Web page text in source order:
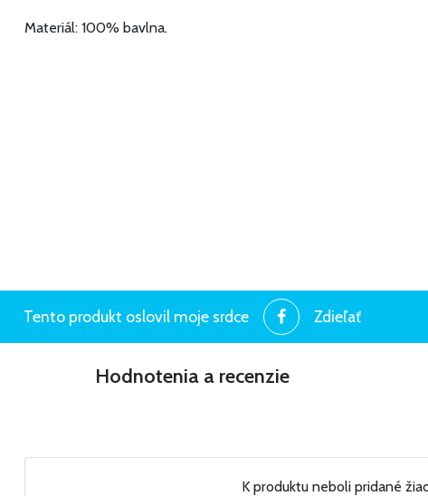
Materiál: 100% bavlna.
Tento produkt oslovil moje srdce Zdieľať
Hodnotenia a recenzie
K produktu neboli pridané